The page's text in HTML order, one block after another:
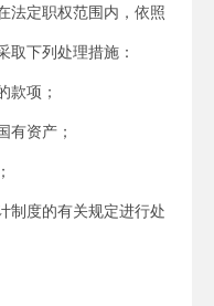
法定职权范围内，依照
取下列处理措施：
款项；
有资产；
制度的有关规定进行处